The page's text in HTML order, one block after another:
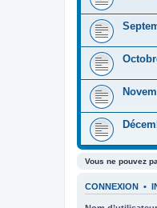
Vous ne pouvez
CONNEXION •